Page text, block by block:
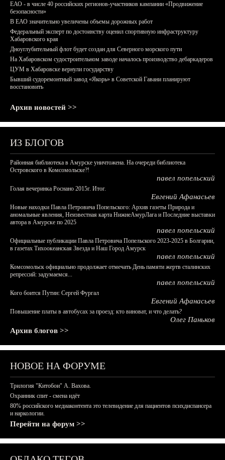
ЕАО - в числе 40 российских регионов-участников кампании «Продвижение
безопасности»
В ЕАО значительно увеличены объемы дорожных работ
Федеральный эксперт по достоинству оценил спортивную инфраструктуру
Хабаровского края
Дноуглубительный флот будет создан для Северного морского пути
На Хабаровском судостроительном заводе началось производство дебаркадеров
ЦУМ в Хабаровске вернули государству
Бывший судоремонтный завод «Якорь» в Советской Гавани планируют
восстановить
Архив новостей >>
ИЗ БЛОГОВ
Районная библиотека в Амурске уничтожена. На очереди библиотека
Островского в Комсомольске?!
павел попельский
Голая вечеринка Роснано 2015г. Итог.
Евгений Афанасьев
Новые находки Павла Петровича Попельского: Архив газеты Природа и
аномальные явления, Неизвестная карта НижнеАмурЛага и Последние выставки
автора в Амурске по 2025
павел попельский
Официальные публикации Павла Петровича Попельского 2023-2025 в Болгарии,
в газетах Тихоокеанская Звезда и Наш Город Амурск
павел попельский
Комсомольск официально продолжает отмечать День памяти жертв сталинских
репрессий: задумаемся...
павел попельский
Кого боится Путин: Сергей Фургал
Евгений Афанасьев
Повышение платы в автобусах за проезд: кто виноват, и что делать?
Олег Паньков
Архив блогов >>
НОВОЕ НА ФОРУМЕ
Трилогия "Китобои" А. Вахова.
Охранник спит - смена идёт
80% российского медиаконтента это телевидение для пациентов психдиспансера
и наркологии.
Перейти на форум >>